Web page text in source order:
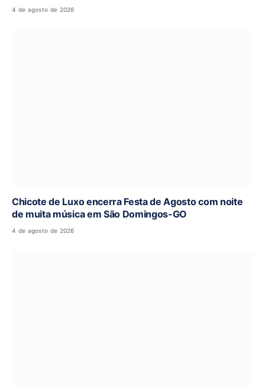
4 de agosto de 2026
Chicote de Luxo encerra Festa de Agosto com noite
de muita música em São Domingos-GO
4 de agosto de 2026